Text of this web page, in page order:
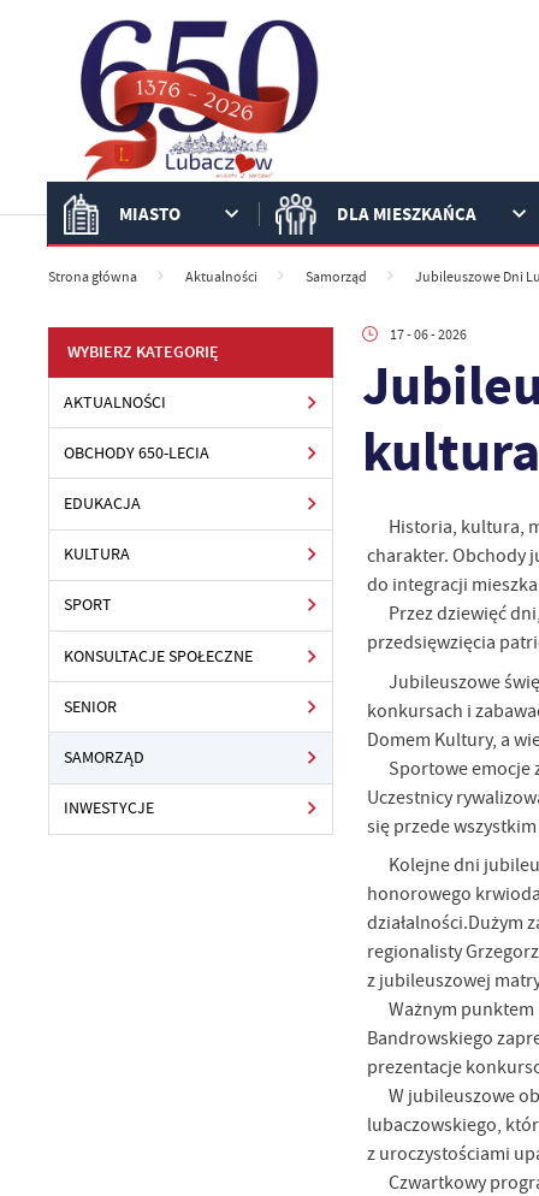
MIASTO DLA MIESZKAŃCA
Strona główna Aktualności Samorząd Jubileuszowe Dni
WYBIERZ KATEGORIĘ
AKTUALNOŚCI
OBCHODY 650-LECIA
EDUKACJA
KULTURA
SPORT
KONSULTACJE SPOŁECZNE
SENIOR
SAMORZĄD
INWESTYCJE
17 - 06 - 2026
Historia, kultura,
charakter. Obchody
do integracji
Przez dziewięć
przedsięwzięcia
Jubileuszowe
konkursach i
Domem Kultury, a
Sportowe emocje
Uczestnicy
się przede
Kolejne dni
honorowego
działalności.Dużym
regionalisty
z jubileuszowej
Ważnym punktem
Bandrowskiego
prezentacje
W jubileuszowe
lubaczowskiego,
z uroczystościami
Czwartkowy